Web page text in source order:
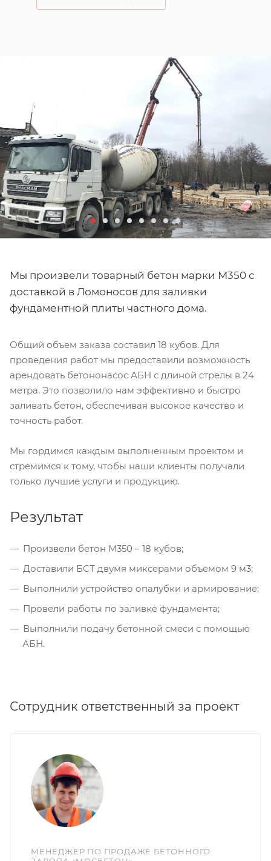
Мы произвели товарный бетон марки М350 с
доставкой в Ломоносов для заливки
фундаментной плиты частного дома.
Общий объем заказа составил 18 кубов. Для
проведения работ мы предоставили возможность
арендовать бетононасос АБН с длиной стрелы в 24
метра. Это позволило нам эффективно и быстро
заливать бетон, обеспечивая высокое качество и
точность работ.
Мы гордимся каждым выполненным проектом и
стремимся к тому, чтобы наши клиенты получали
только лучшие услуги и продукцию.
Результат
Произвели бетон М350 – 18 кубов;
Доставили БСТ двумя миксерами объемом 9 м3;
Выполнили устройство опалубки и армирование;
Провели работы по заливке фундамента;
Выполнили подачу бетонной смеси с помощью
АБН.
Сотрудник ответственный за проект
МЕНЕДЖЕР ПО ПРОДАЖЕ БЕТОННОГО